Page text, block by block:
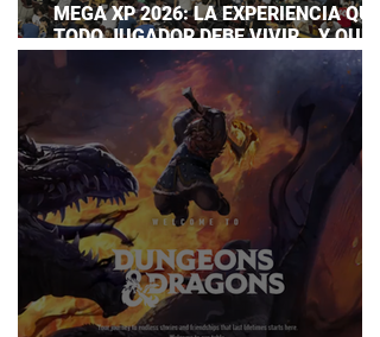
MEGA XP 2026: LA EXPERIENCIA QUE
TODO JUGADOR DEBE VIVIR… Y QUE
AHORA PUEDES DISFRUTAR A TU